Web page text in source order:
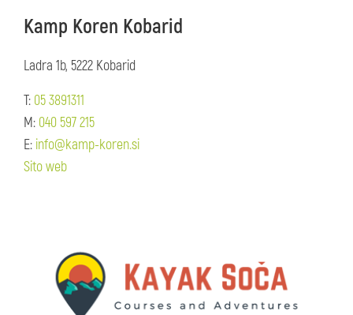
Kamp Koren Kobarid
Ladra 1b, 5222 Kobarid
T: 05 3891311
M: 040 597 215
E: info@kamp-koren.si
Sito web